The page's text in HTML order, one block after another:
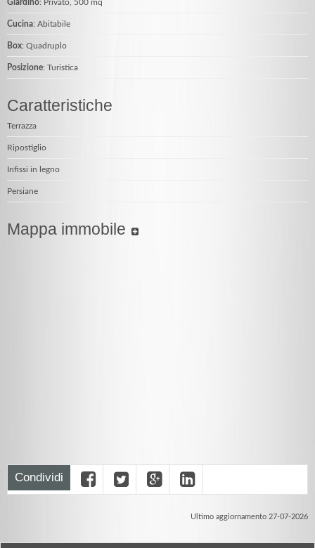
Giardino: Privato, 500 mq
Cucina: Abitabile
Box: Quadruplo
Posizione: Turistica
Caratteristiche
Terrazza
Ripostiglio
Infissi in legno
Persiane
Mappa immobile
Condividi
Ultimo aggiornamento 27-07-2026